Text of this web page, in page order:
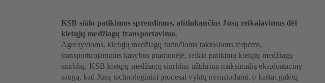
KSB siūlo patikimus sprendimus, atitinkančius Jūsų reikalavimus dėl
kietųjų medžiagų transportavimo.
Agresyvioms, kietųjų medžiagų turinčioms takiosioms terpėms,
transportuojamoms kasybos pramonėje, reikia patikimų kietųjų medžiagų
siurblių. KSB kietųjų medžiagų siurbliai užtikrina maksimalią eksploatacinę
saugą, kad Jūsų technologiniai procesai vyktų nesustodami, o kaštai galėtų